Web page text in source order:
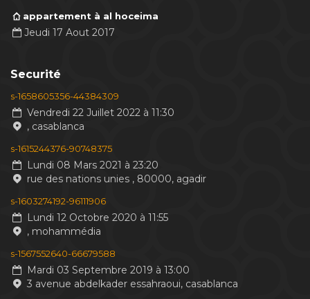
appartement à al hoceima
Jeudi 17 Aout 2017
Securité
s-1658605356-44384309
Vendredi 22 Juillet 2022 à 11:30
, casablanca
s-1615244376-90748375
Lundi 08 Mars 2021 à 23:20
rue des nations unies , 80000, agadir
s-1603274192-96111906
Lundi 12 Octobre 2020 à 11:55
, mohammédia
s-1567552640-66679588
Mardi 03 Septembre 2019 à 13:00
3 avenue abdelkader essahraoui, casablanca